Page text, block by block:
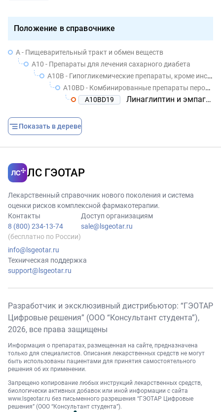
Положение в справочнике
A - Пищеварительный тракт и обмен веществ
A10 - Препараты для лечения сахарного диабета
A10B - Гипогликемические препараты, кроме инсулинов
A10BD - Комбинированные препараты пероральных гипогликемических средств
A10BD19
Линаглиптин и эмпаглифлозин
Показать в дереве
ЛС ГЭОТАР
Лекарственный справочник нового поколения и система
оценки рисков комплексной фармакотерапии.
Контакты
8 (800) 234-13-74
(бесплатно по России)
info@lsgeotar.ru
Доступ организациям
sale@lsgeotar.ru
Техническая поддержка
support@lsgeotar.ru
Разработчик и эксклюзивный дистрибьютор: “ГЭОТАР
Цифровые решения” (ООО “Консультант студента”),
2026, все права защищены
Информация о препаратах, размещенная на сайте, предназначена
только для специалистов. Описания лекарственных средств не могут
быть использованы пациентами для принятия самостоятельного
решения об их применении.
Запрещено копирование любых инструкций лекарственных средств,
биологически активных добавок или иной информации с сайта
www.lsgeotar.ru без письменного разрешения “ГЭОТАР Цифровые
решения” (ООО “Консультант студента”).